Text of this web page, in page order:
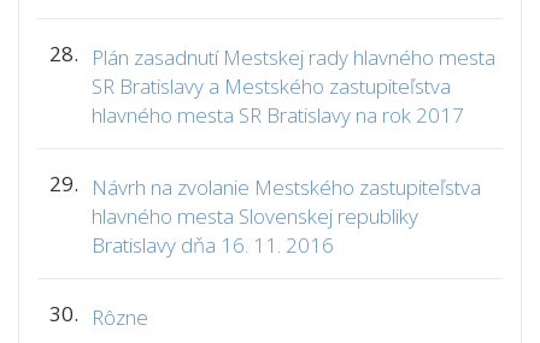
28.
Plán zasadnutí Mestskej rady hlavného mesta
SR Bratislavy a Mestského zastupiteľstva
hlavného mesta SR Bratislavy na rok 2017
29.
Návrh na zvolanie Mestského zastupiteľstva
hlavného mesta Slovenskej republiky
Bratislavy dňa 16. 11. 2016
30. Rôzne